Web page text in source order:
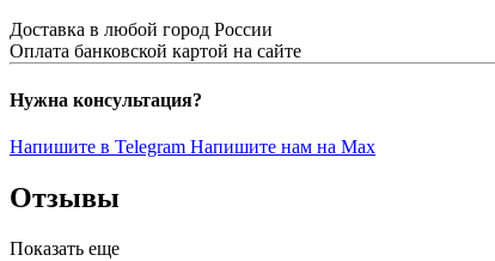
Доставка в любой город России
Оплата банковской картой на сайте
Нужна консультация?
Напишите в Telegram Напишите нам на Max
Отзывы
Показать еще